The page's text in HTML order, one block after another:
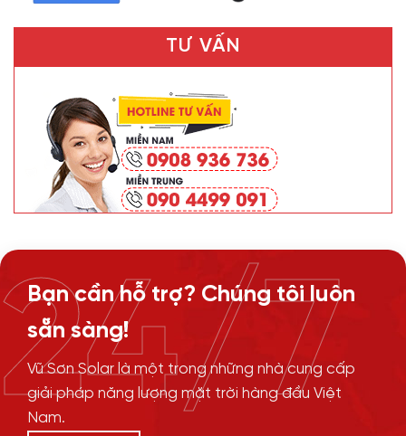
TƯ VẤN
Bạn cần hỗ trợ? Chúng tôi luôn
sẵn sàng!
Vũ Sơn Solar là một trong những nhà cung cấp
giải pháp năng lượng mặt trời hàng đầu Việt
Nam.
24/7